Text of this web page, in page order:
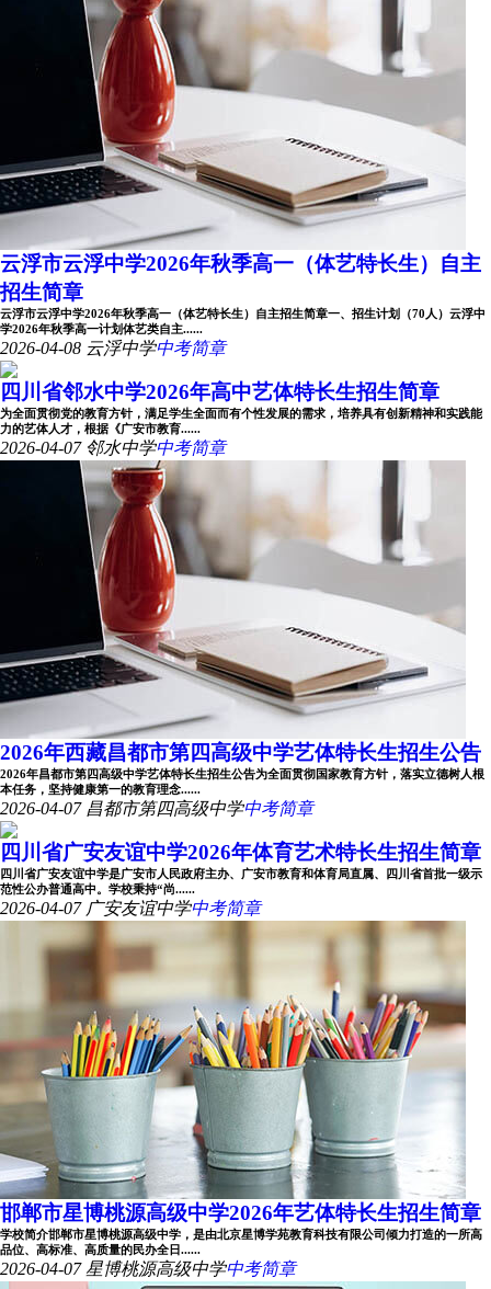
云浮市云浮中学2026年秋季高一（体艺特长生）自主
招生简章
云浮市云浮中学2026年秋季高一（体艺特长生）自主招生简章一、招生计划（70人）云浮中
学2026年秋季高一计划体艺类自主......
2026-04-08 云浮中学中考简章
四川省邻水中学2026年高中艺体特长生招生简章
为全面贯彻党的教育方针，满足学生全面而有个性发展的需求，培养具有创新精神和实践能
力的艺体人才，根据《广安市教育......
2026-04-07 邻水中学中考简章
2026年西藏昌都市第四高级中学艺体特长生招生公告
2026年昌都市第四高级中学艺体特长生招生公告为全面贯彻国家教育方针，落实立德树人根
本任务，坚持健康第一的教育理念......
2026-04-07 昌都市第四高级中学中考简章
四川省广安友谊中学2026年体育艺术特长生招生简章
四川省广安友谊中学是广安市人民政府主办、广安市教育和体育局直属、四川省首批一级示
范性公办普通高中。学校秉持“尚......
2026-04-07 广安友谊中学中考简章
邯郸市星博桃源高级中学2026年艺体特长生招生简章
学校简介邯郸市星博桃源高级中学，是由北京星博学苑教育科技有限公司倾力打造的一所高
品位、高标准、高质量的民办全日......
2026-04-07 星博桃源高级中学中考简章